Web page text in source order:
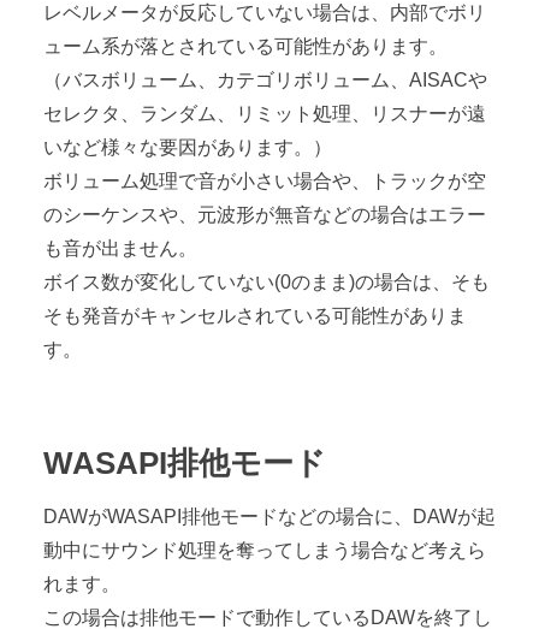
レベルメータが反応していない場合は、内部でボリ
ューム系が落とされている可能性があります。
（バスボリューム、カテゴリボリューム、AISACや
セレクタ、ランダム、リミット処理、リスナーが遠
いなど様々な要因があります。）
ボリューム処理で音が小さい場合や、トラックが空
のシーケンスや、元波形が無音などの場合はエラー
も音が出ません。
ボイス数が変化していない(0のまま)の場合は、そも
そも発音がキャンセルされている可能性がありま
す。
WASAPI排他モード
DAWがWASAPI排他モードなどの場合に、DAWが起
動中にサウンド処理を奪ってしまう場合など考えら
れます。
この場合は排他モードで動作しているDAWを終了し